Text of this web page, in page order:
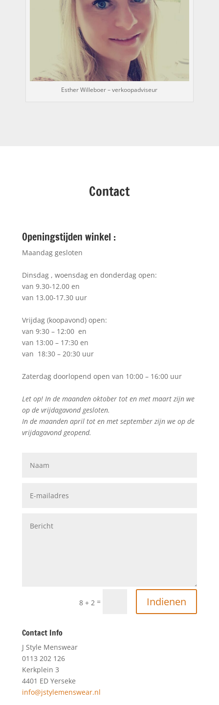
Esther Willeboer – verkoopadviseur
Contact
Openingstijden winkel :
Maandag gesloten
Dinsdag , woensdag en donderdag open:
van 9.30-12.00 en
van 13.00-17.30 uur
Vrijdag (koopavond) open:
van 9:30 – 12:00 en
van 13:00 – 17:30 en
van 18:30 – 20:30 uur
Zaterdag doorlopend open van 10:00 – 16:00 uur
Let op! In de maanden oktober tot en met maart zijn we
op de vrijdagavond gesloten.
In de maanden april tot en met september zijn we op de
vrijdagavond geopend.
8 + 2 = Indienen
Contact Info
J Style Menswear
0113 202 126
Kerkplein 3
4401 ED Yerseke
info@jstylemenswear.nl